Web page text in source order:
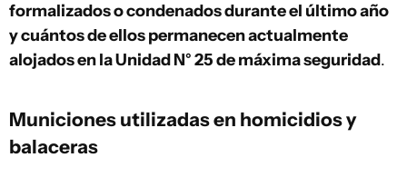
formalizados o condenados durante el último año
y cuántos de ellos permanecen actualmente
alojados en la Unidad N° 25 de máxima seguridad.
Municiones utilizadas en homicidios y
balaceras